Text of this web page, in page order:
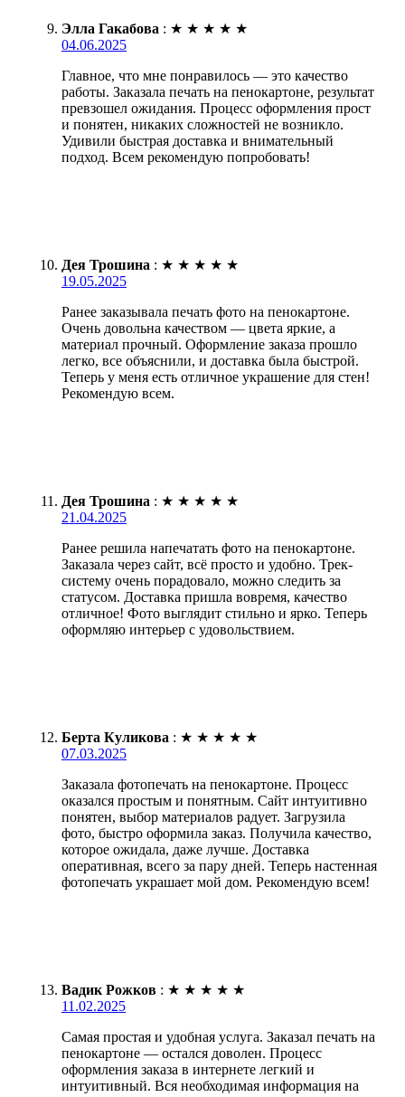
Элла Гакабова : ★ ★ ★ ★ ★
04.06.2025
Главное, что мне понравилось — это качество
работы. Заказала печать на пенокартоне, результат
превзошел ожидания. Процесс оформления прост
и понятен, никаких сложностей не возникло.
Удивили быстрая доставка и внимательный
подход. Всем рекомендую попробовать!
Дея Трошина : ★ ★ ★ ★ ★
19.05.2025
Ранее заказывала печать фото на пенокартоне.
Очень довольна качеством — цвета яркие, а
материал прочный. Оформление заказа прошло
легко, все объяснили, и доставка была быстрой.
Теперь у меня есть отличное украшение для стен!
Рекомендую всем.
Дея Трошина : ★ ★ ★ ★ ★
21.04.2025
Ранее решила напечатать фото на пенокартоне.
Заказала через сайт, всё просто и удобно. Трек-
систему очень порадовало, можно следить за
статусом. Доставка пришла вовремя, качество
отличное! Фото выглядит стильно и ярко. Теперь
оформляю интерьер с удовольствием.
Берта Куликова : ★ ★ ★ ★ ★
07.03.2025
Заказала фотопечать на пенокартоне. Процесс
оказался простым и понятным. Сайт интуитивно
понятен, выбор материалов радует. Загрузила
фото, быстро оформила заказ. Получила качество,
которое ожидала, даже лучше. Доставка
оперативная, всего за пару дней. Теперь настенная
фотопечать украшает мой дом. Рекомендую всем!
Вадик Рожков : ★ ★ ★ ★ ★
11.02.2025
Самая простая и удобная услуга. Заказал печать на
пенокартоне — остался доволен. Процесс
оформления заказа в интернете легкий и
интуитивный. Вся необходимая информация на